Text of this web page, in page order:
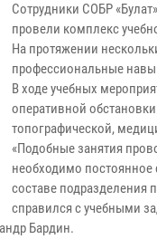
Сотрудники СОБР
провели комплекс
На протяжении
профессиональные
В ходе учебных
оперативной
топографической,
«Подобные занятия
необходимо постоянное
составе подразделения
справился с учебными
Бардин.